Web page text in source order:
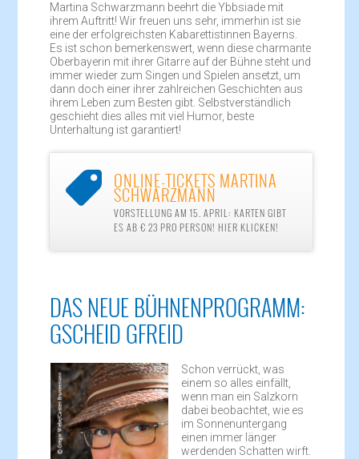
Martina Schwarzmann beehrt die Ybbsiade mit
ihrem Auftritt! Wir freuen uns sehr, immerhin ist sie
eine der erfolgreichsten Kabarettistinnen Bayerns.
Es ist schon bemerkenswert, wenn diese charmante
Oberbayerin mit ihrer Gitarre auf der Bühne steht und
immer wieder zum Singen und Spielen ansetzt, um
dann doch einer ihrer zahlreichen Geschichten aus
ihrem Leben zum Besten gibt. Selbstverständlich
geschieht dies alles mit viel Humor, beste
Unterhaltung ist garantiert!
 ONLINE-TICKETS MARTINA
SCHWARZMANN
VORSTELLUNG AM 15. APRIL: KARTEN GIBT
ES AB € 23 PRO PERSON! HIER KLICKEN!
DAS NEUE BÜHNENPROGRAMM:
GSCHEID GFREID
Schon verrückt, was
einem so alles einfällt,
wenn man ein Salzkorn
dabei beobachtet, wie es
im Sonnenuntergang
einen immer länger
werdenden Schatten wirft.